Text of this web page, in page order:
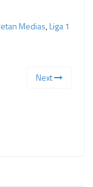
Medias,Liga 1
Next